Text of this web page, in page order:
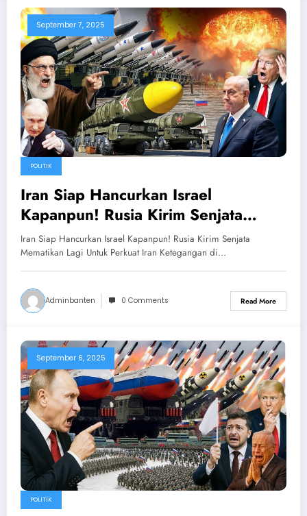
September 7, 2025
POLITIK
Iran Siap Hancurkan Israel
Kapanpun! Rusia Kirim Senjata
Mematikan Lagi Untuk Perkuat Iran
Iran Siap Hancurkan Israel Kapanpun! Rusia Kirim Senjata
Mematikan Lagi Untuk Perkuat Iran Ketegangan di…
Adminbanten 0 Comments Read More
September 6, 2025
POLITIK